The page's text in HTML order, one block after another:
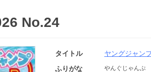
No.24
タイトル
ヤングジャン
ふりがな
やんぐじゃんぷ